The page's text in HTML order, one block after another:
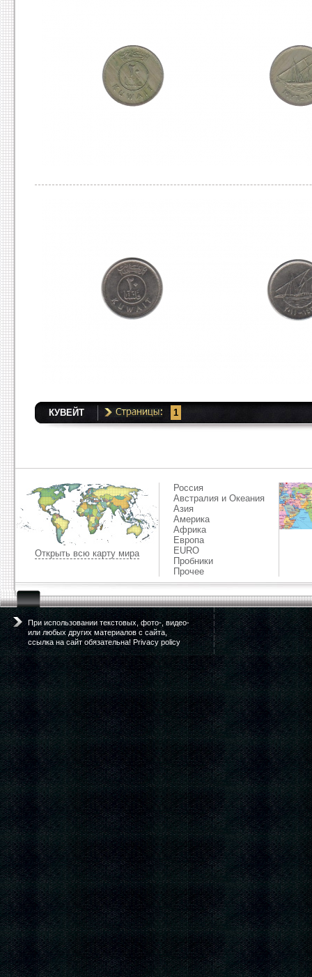
КУВЕЙТ 1
Открыть всю карту мира
Россия
Австралия и Океания
Азия
Америка
Африка
Европа
EURO
Пробники
Прочее
При использовании текстовых, фото-, видео-
или любых других материалов с сайта,
ссылка на сайт обязательна! Privacy policy